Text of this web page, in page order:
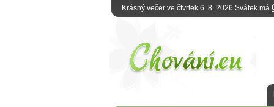
Krásný večer ve čtvrtek 6. 8. 2026 Svátek má